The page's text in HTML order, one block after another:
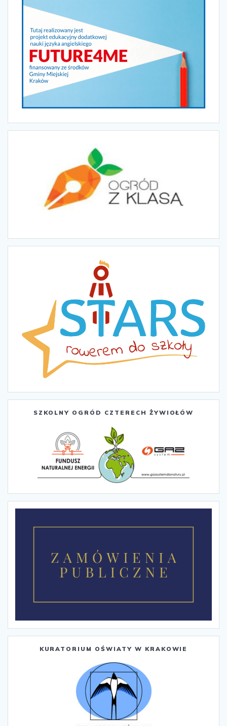
SZKOLNY OGRÓD CZTERECH ŻYWIOŁÓW
KURATORIUM OŚWIATY W KRAKOWIE